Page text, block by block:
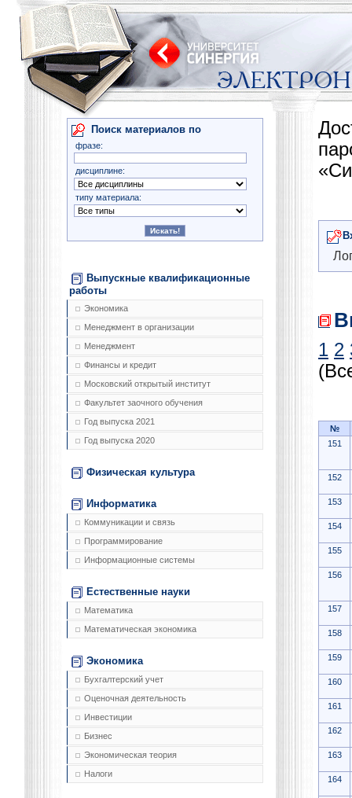
Поиск материалов по
фразе:
дисциплине:
типу материала:
Выпускные квалификационные
работы
Экономика
Менеджмент в организации
Менеджмент
Финансы и кредит
Московский открытый институт
Факультет заочного обучения
Год выпуска 2021
Год выпуска 2020
Физическая культура
Информатика
Коммуникации и связь
Программирование
Информационные системы
Естественные науки
Математика
Математическая экономика
Экономика
Бухгалтерский учет
Оценочная деятельность
Инвестиции
Бизнес
Экономическая теория
Налоги
1 2
№
151
152
153
154
155
156
157
158
159
160
161
162
163
164